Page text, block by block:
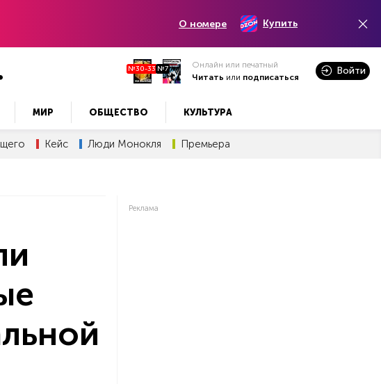
О номере Купить
№30-33 №7
Онлайн или печатный
Читать или подписаться
Войти
МИР ОБЩЕСТВО КУЛЬТУРА
Кейс Люди Монокля Премьера
Реклама